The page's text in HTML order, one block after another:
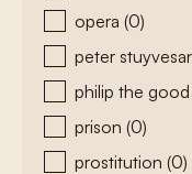
opera (0)
peter
philip the good
prison (0)
prostitution (0)